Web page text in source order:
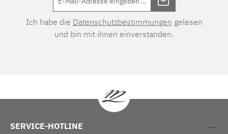
Ich habe die Datenschutzbestimmungen gelesen
und bin mit ihnen einverstanden.
SERVICE-HOTLINE